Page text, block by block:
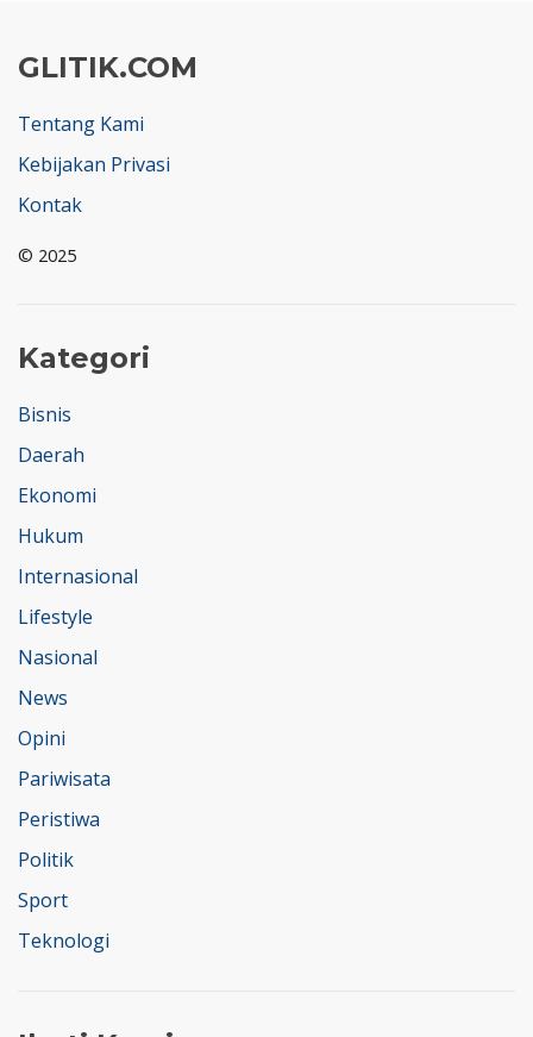
GLITIK.COM
Tentang Kami
Kebijakan Privasi
Kontak
© 2025
Kategori
Bisnis
Daerah
Ekonomi
Hukum
Internasional
Lifestyle
Nasional
News
Opini
Pariwisata
Peristiwa
Politik
Sport
Teknologi